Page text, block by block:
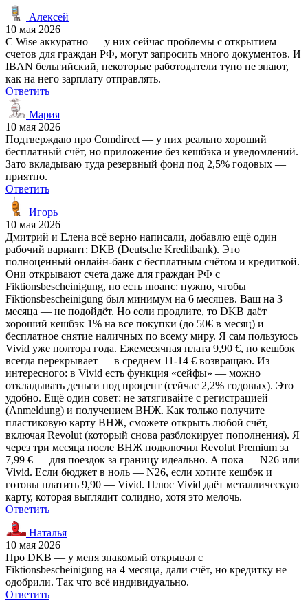
Алексей
10 мая 2026
С Wise аккуратно — у них сейчас проблемы с открытием
счетов для граждан РФ, могут запросить много документов. И
IBAN бельгийский, некоторые работодатели тупо не знают,
как на него зарплату отправлять.
Ответить
Мария
10 мая 2026
Подтверждаю про Comdirect — у них реально хороший
бесплатный счёт, но приложение без кешбэка и уведомлений.
Зато вкладываю туда резервный фонд под 2,5% годовых —
приятно.
Ответить
Игорь
10 мая 2026
Дмитрий и Елена всё верно написали, добавлю ещё один
рабочий вариант: DKB (Deutsche Kreditbank). Это
полноценный онлайн-банк с бесплатным счётом и кредиткой.
Они открывают счета даже для граждан РФ с
Fiktionsbescheinigung, но есть нюанс: нужно, чтобы
Fiktionsbescheinigung был минимум на 6 месяцев. Ваш на 3
месяца — не подойдёт. Но если продлите, то DKB даёт
хороший кешбэк 1% на все покупки (до 50€ в месяц) и
бесплатное снятие наличных по всему миру. Я сам пользуюсь
Vivid уже полтора года. Ежемесячная плата 9,90 €, но кешбэк
всегда перекрывает — в среднем 11-14 € возвращаю. Из
интересного: в Vivid есть функция «сейфы» — можно
откладывать деньги под процент (сейчас 2,2% годовых). Это
удобно. Ещё один совет: не затягивайте с регистрацией
(Anmeldung) и получением ВНЖ. Как только получите
пластиковую карту ВНЖ, сможете открыть любой счёт,
включая Revolut (который снова разблокирует пополнения). Я
через три месяца после ВНЖ подключил Revolut Premium за
7,99 € — для поездок за границу идеально. А пока — N26 или
Vivid. Если бюджет в ноль — N26, если хотите кешбэк и
готовы платить 9,90 — Vivid. Плюс Vivid даёт металлическую
карту, которая выглядит солидно, хотя это мелочь.
Ответить
Наталья
10 мая 2026
Про DKB — у меня знакомый открывал с
Fiktionsbescheinigung на 4 месяца, дали счёт, но кредитку не
одобрили. Так что всё индивидуально.
Ответить